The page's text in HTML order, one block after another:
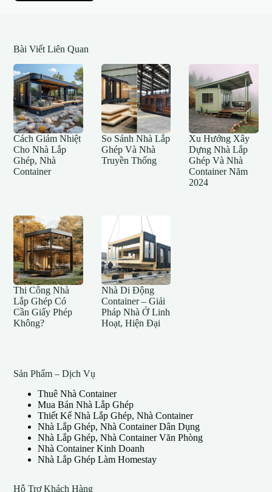
Bài Viết Liên Quan
Cách Giảm Nhiệt
Cho Nhà Lắp
Ghép, Nhà
Container
So Sánh Nhà Lắp
Ghép Và Nhà
Truyền Thống
Xu Hướng Xây
Dựng Nhà Lắp
Ghép Và Nhà
Container Năm
2024
Thi Công Nhà
Lắp Ghép Có
Cần Giấy Phép
Không?
Nhà Di Động
Container – Giải
Pháp Nhà Ở Linh
Hoạt, Hiện Đại
Sản Phẩm – Dịch Vụ
Thuê Nhà Container
Mua Bán Nhà Lắp Ghép
Thiết Kế Nhà Lắp Ghép, Nhà Container
Nhà Lắp Ghép, Nhà Container Dân Dụng
Nhà Lắp Ghép, Nhà Container Văn Phòng
Nhà Container Kinh Doanh
Nhà Lắp Ghép Làm Homestay
Hỗ Trợ Khách Hàng